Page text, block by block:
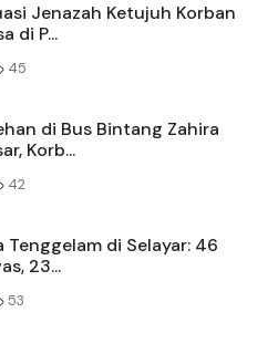
Jenazah Ketujuh Korban
di P...
45
di Bus Bintang Zahira
Korb...
42
Tenggelam di Selayar: 46
23...
53